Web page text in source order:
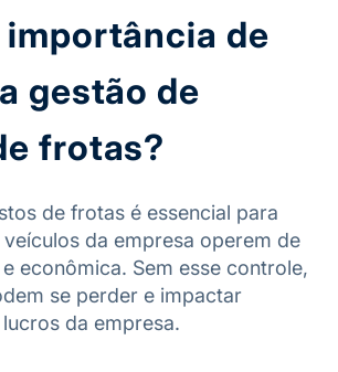
importância de
gestão de
frotas?
de frotas é essencial para
da empresa operem de
econômica. Sem esse controle,
se perder e impactar
da empresa.